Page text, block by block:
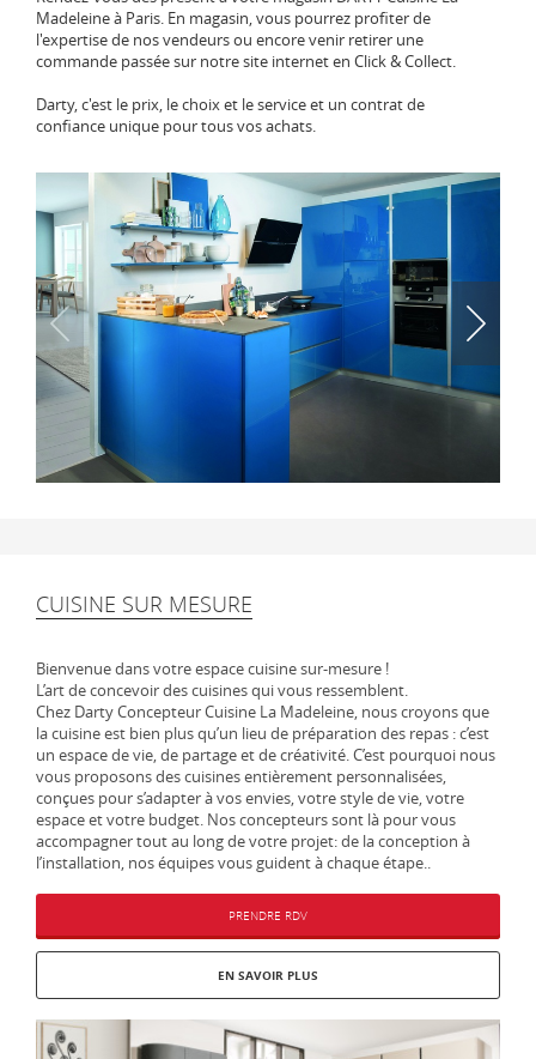
Madeleine à Paris. En magasin, vous pourrez profiter de
l'expertise de nos vendeurs ou encore venir retirer une
commande passée sur notre site internet en Click & Collect.
Darty, c'est le prix, le choix et le service et un contrat de
confiance unique pour tous vos achats.
CUISINE SUR MESURE
Bienvenue dans votre espace cuisine sur-mesure !
L’art de concevoir des cuisines qui vous ressemblent.
Chez Darty Concepteur Cuisine La Madeleine, nous croyons que
la cuisine est bien plus qu’un lieu de préparation des repas : c’est
un espace de vie, de partage et de créativité. C’est pourquoi nous
vous proposons des cuisines entièrement personnalisées,
conçues pour s’adapter à vos envies, votre style de vie, votre
espace et votre budget. Nos concepteurs sont là pour vous
accompagner tout au long de votre projet: de la conception à
l’installation, nos équipes vous guident à chaque étape..
PRENDRE RDV
EN SAVOIR PLUS